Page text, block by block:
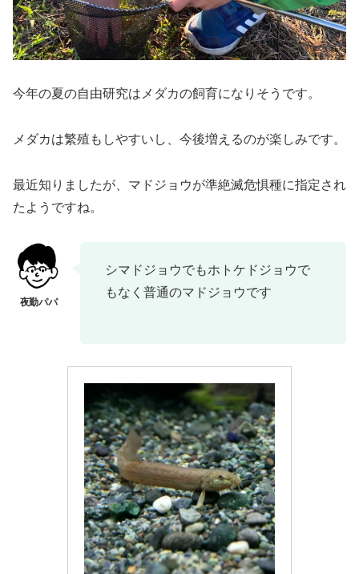
今年の夏の自由研究はメダカの飼育になりそうです。
メダカは繁殖もしやすいし、今後増えるのが楽しみです。
最近知りましたが、マドジョウが準絶滅危惧種に指定され
たようですね。
シマドジョウでもホトケドジョウで
もなく普通のマドジョウです